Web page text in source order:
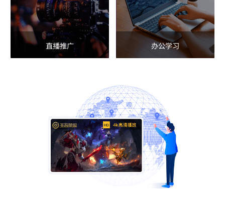
直播推广 办公学习